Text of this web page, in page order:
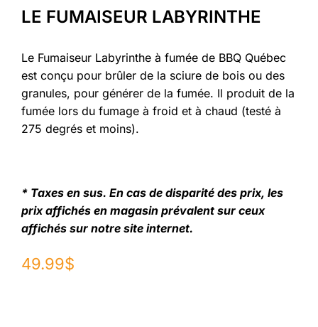
LE FUMAISEUR LABYRINTHE
Le Fumaiseur Labyrinthe à fumée de BBQ Québec
est conçu pour brûler de la sciure de bois ou des
granules, pour générer de la fumée. Il produit de la
fumée lors du fumage à froid et à chaud (testé à
275 degrés et moins).
* Taxes en sus. En cas de disparité des prix, les
prix affichés en magasin prévalent sur ceux
affichés sur notre site internet.
49.99$